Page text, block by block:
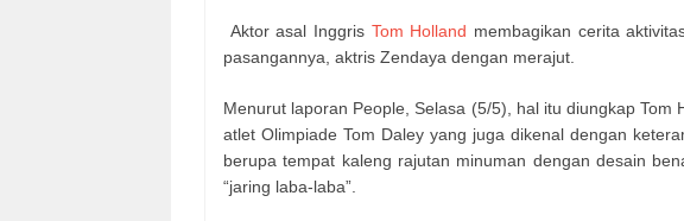
Aktor asal Inggris Tom Holland membagikan cerita
pasangannya, aktris Zendaya dengan merajut.
Menurut laporan People, Selasa (5/5), hal itu diungkap Tom
atlet Olimpiade Tom Daley yang juga dikenal dengan
berupa tempat kaleng rajutan minuman dengan desain
“jaring laba-laba”.